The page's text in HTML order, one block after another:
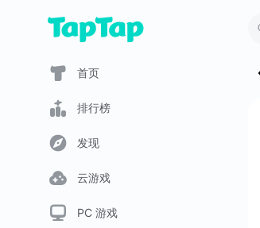
首页
排行榜
发现
云游戏
PC 游戏